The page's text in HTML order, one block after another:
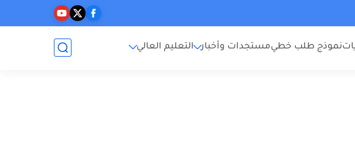
نموذج طلب خطيمستجدات وأخبار التعليم العالي